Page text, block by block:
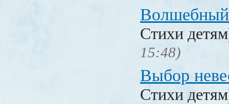
Стихи
15:48)
Выбор
Стихи